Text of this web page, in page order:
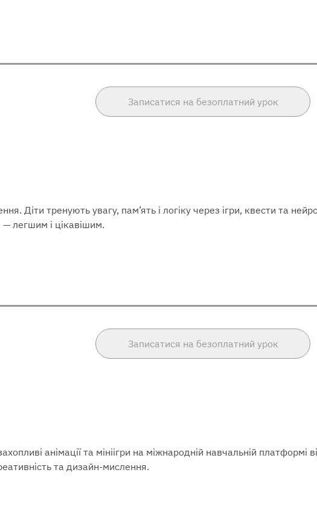
Записатися на безоплатний урок
Діти тренують увагу, пам’ять і логіку через ігри, квести та
легшим і цікавішим.
Записатися на безоплатний урок
анімації та мініігри на міжнародній навчальній
та дизайн-мислення.